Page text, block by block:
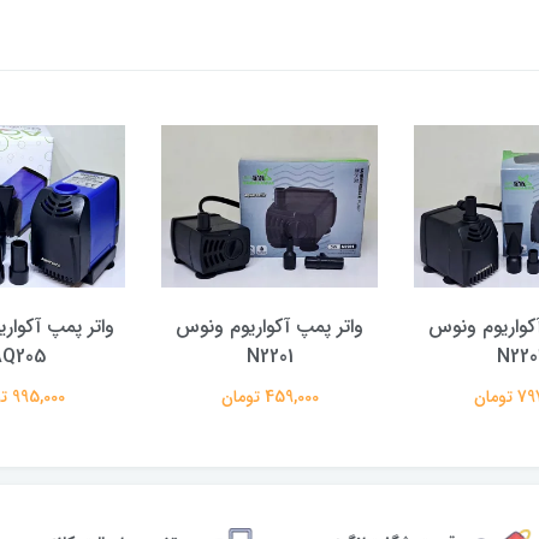
ونوس
واتر پمپ آکواریوم ونوس
N2201
459,000 تومان
واتر پمپ
995,000 تومان